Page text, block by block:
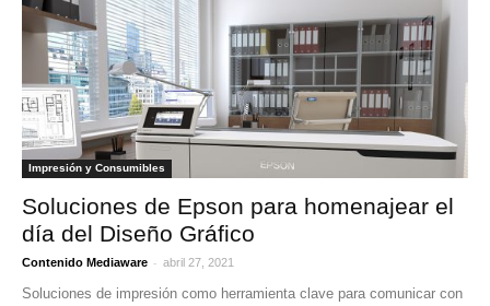
Impresión y Consumibles
Soluciones de Epson para homenajear el
día del Diseño Gráfico
Contenido Mediaware - abril 27, 2021
Soluciones de impresión como herramienta clave para comunicar con